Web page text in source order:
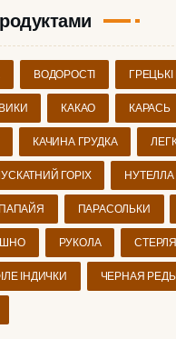
ВОДОРОСТІ ГРЕЦЬКІ
КАКАО КАРАСЬ
КАЧИНА ГРУДКА
ГОРІХ НУТЕЛЛА
ПАПАЙЯ ПАРАСОЛЬКИ
РУКОЛА
ІНДИЧКИ ЧЕРНАЯ